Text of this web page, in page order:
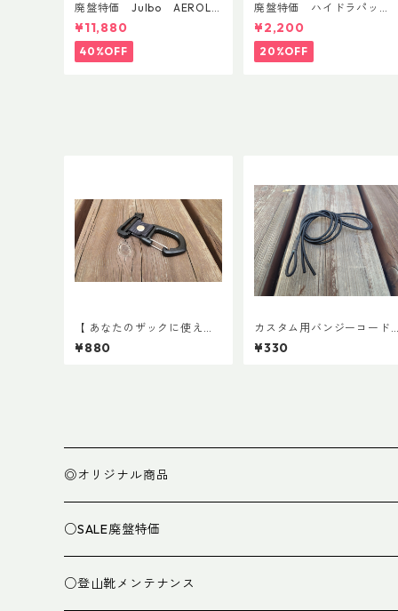
廃盤特価 Julbo AEROLIT
E AsianFit
¥11,880
40%OFF
廃盤特価 ハイドラパッ
ク リーコン ツイスト＆シ
ップ 500ml
¥2,200
20%OFF
【 あなたのザックに使える
】キャッチ7
¥880
カスタム用バンジーコード
交換ショックコード
¥330
◎オリジナル商品
○SALE廃盤特価
○登山靴メンテナンス